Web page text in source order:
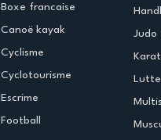
Boxe francaise
Canoë kayak
Cyclisme
Cyclotourisme
Escrime
Football
Judo
Lutte